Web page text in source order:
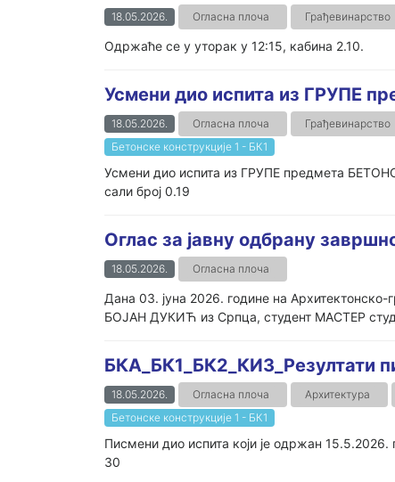
18.05.2026. Огласна плоча Грађевинарство
Одржаће се у уторак у 12:15, кабина 2.10.
Усмени дио испита из ГРУПЕ
18.05.2026. Огласна плоча Грађевинарство
Бетонске конструкције 1 - БК1
Усмени дио испита из ГРУПЕ предмета
сали број 0.19
Оглас за јавну одбрану
18.05.2026. Огласна плоча
Дана 03. јуна 2026. године на
БОЈАН ДУКИЋ из Српца, студент МАСТЕР
БКА_БК1_БК2_КИ3_Резултати
18.05.2026. Огласна плоча Архитектура
Бетонске конструкције 1 - БК1
Писмени дио испита који је
30